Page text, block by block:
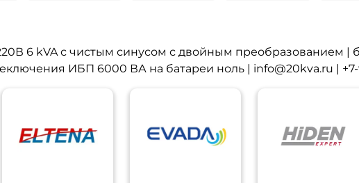
kVA с чистым синусом с двойным преобразованием |
ИБП 6000 ВА на батареи ноль | info@20kva.ru |